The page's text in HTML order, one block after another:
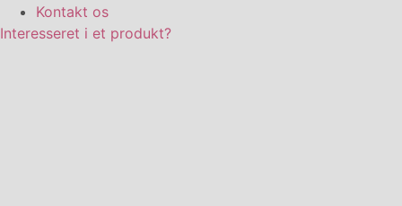
Kontakt os
Interesseret i et produkt?